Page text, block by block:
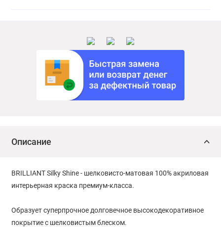
Описание
BRILLIANT Silky Shine - шелковисто-матовая 100% акриловая
интерьерная краска премиум-класса.
Образует суперпрочное долговечное высокодекоративное
покрытие с шелковистым блеском.